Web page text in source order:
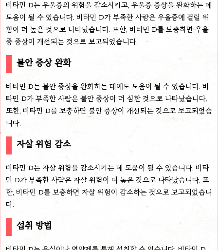
비타민 D는 우울증의 위험을 감소시키고, 우울증 증상을 완화하는 데
도움이 될 수 있습니다. 비타민 D가 부족한 사람은 우울증에 걸릴 위
험이 더 높은 것으로 나타났습니다. 또한, 비타민 D를 보충하면 우울
증 증상이 개선되는 것으로 보고되었습니다.
불안 증상 완화
비타민 D는 불안 증상을 완화하는 데에도 도움이 될 수 있습니다. 비
타민 D가 부족한 사람은 불안 증상이 더 심한 것으로 나타났습니다.
또한, 비타민 D를 보충하면 불안 증상이 개선되는 것으로 보고되었습
니다.
자살 위험 감소
비타민 D는 자살 위험을 감소시키는 데 도움이 될 수 있습니다. 비타
민 D가 부족한 사람은 자살 위험이 더 높은 것으로 나타났습니다. 또
한, 비타민 D를 보충하면 자살 위험이 감소하는 것으로 보고되었습니
다.
섭취 방법